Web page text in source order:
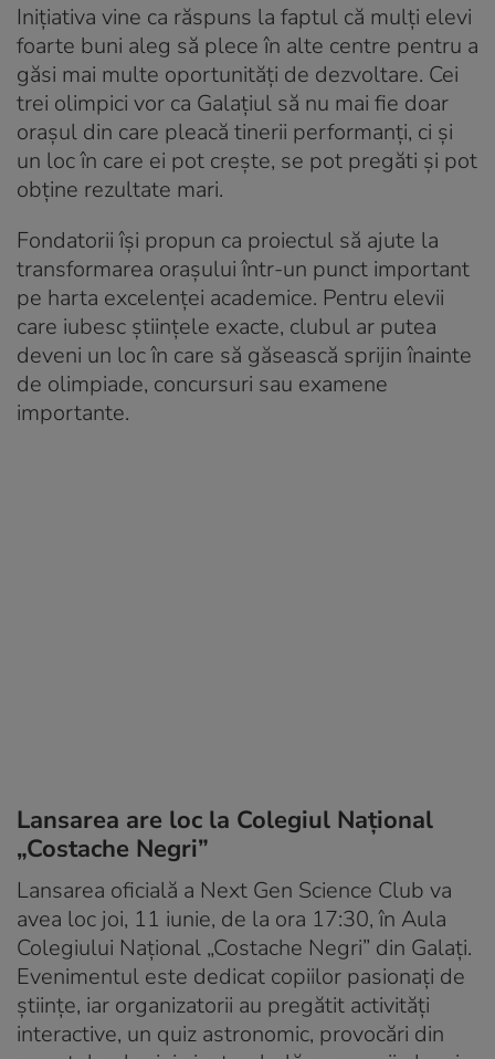
Inițiativa vine ca răspuns la faptul că mulți elevi
foarte buni aleg să plece în alte centre pentru a
găsi mai multe oportunități de dezvoltare. Cei
trei olimpici vor ca Galațiul să nu mai fie doar
orașul din care pleacă tinerii performanți, ci și
un loc în care ei pot crește, se pot pregăti și pot
obține rezultate mari.
Fondatorii își propun ca proiectul să ajute la
transformarea orașului într-un punct important
pe harta excelenței academice. Pentru elevii
care iubesc științele exacte, clubul ar putea
deveni un loc în care să găsească sprijin înainte
de olimpiade, concursuri sau examene
importante.
Lansarea are loc la Colegiul Național
„Costache Negri”
Lansarea oficială a Next Gen Science Club va
avea loc joi, 11 iunie, de la ora 17:30, în Aula
Colegiului Național „Costache Negri” din Galați.
Evenimentul este dedicat copiilor pasionați de
științe, iar organizatorii au pregătit activități
interactive, un quiz astronomic, provocări din